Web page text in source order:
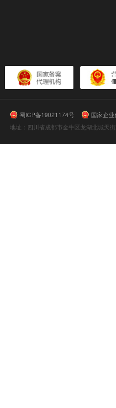
蜀ICP备19021174号 国家企业
地址：四川省成都市金牛区龙湖北城